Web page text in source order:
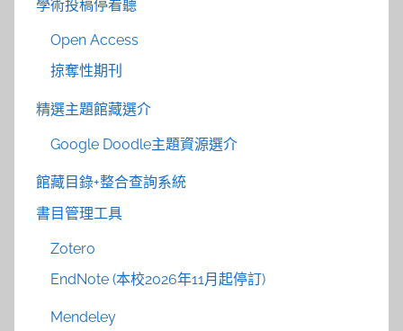
學術投稿停看聽
Open Access
掠奪性期刊
精選主題館藏選介
Google Doodle主題資源選介
館藏目錄+整合查詢系統
書目管理工具
Zotero
EndNote (本校2026年11月起停訂)
Mendeley